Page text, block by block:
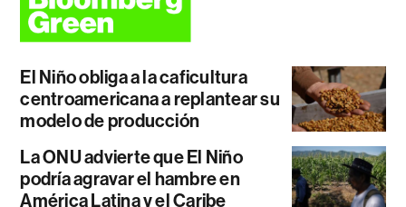
El Niño obliga a la caficultura
centroamericana a replantear su
modelo de producción
La ONU advierte que El Niño
podría agravar el hambre en
América Latina y el Caribe